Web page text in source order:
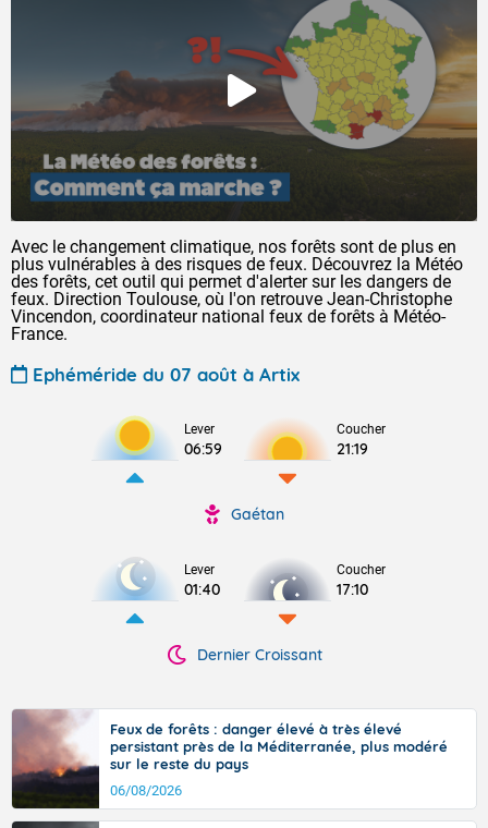
Avec le changement climatique, nos forêts sont de plus en
plus vulnérables à des risques de feux. Découvrez la Météo
des forêts, cet outil qui permet d'alerter sur les dangers de
feux. Direction Toulouse, où l'on retrouve Jean-Christophe
Vincendon, coordinateur national feux de forêts à Météo-
France.
Ephéméride du 07 août à Artix
Lever
06:59
Coucher
21:19
Gaétan
Lever
01:40
Coucher
17:10
Dernier Croissant
Feux de forêts : danger élevé à très élevé
persistant près de la Méditerranée, plus modéré
sur le reste du pays
06/08/2026